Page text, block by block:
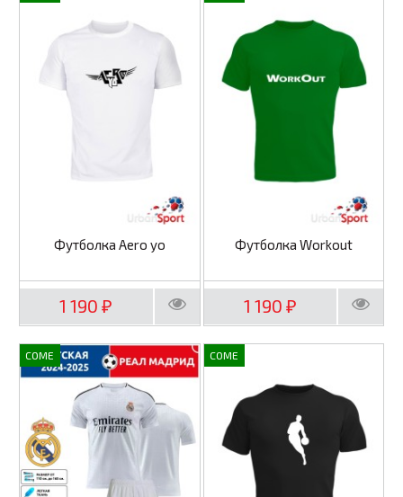
Футболка Aero yo
1 190₽
Футболка Workout
1 190 ₽
COME COME